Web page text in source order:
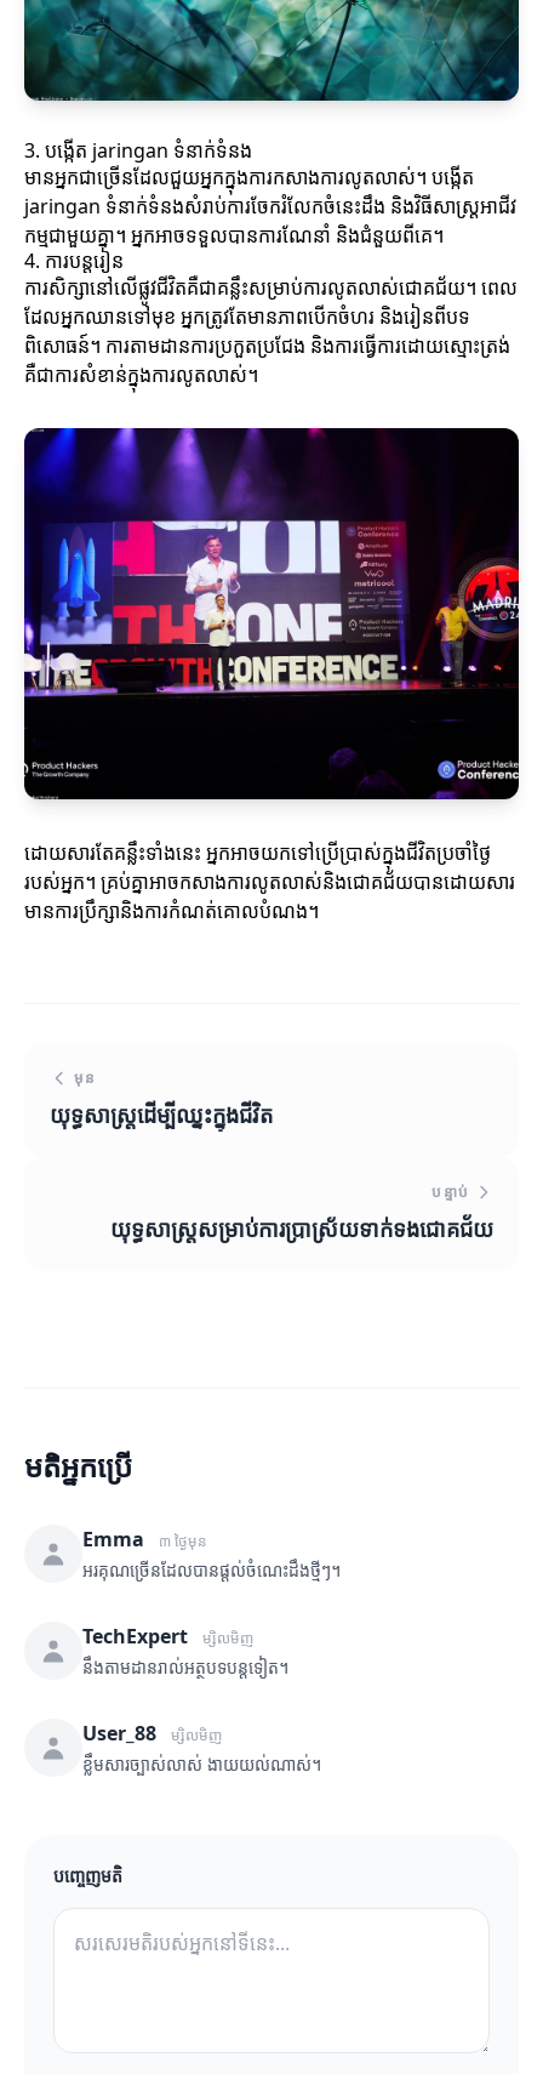
3. បង្កើត jaringan ទំនាក់ទំនង
មានអ្នកជាច្រើនដែលជួយអ្នកក្នុងការកសាងការលូតលាស់។ បង្កើត
jaringan ទំនាក់ទំនងសំរាប់ការចែករំលែកចំនេះដឹង និងវិធីសាស្ត្រអាជីវ
កម្មជាមួយគ្នា។ អ្នកអាចទទួលបានការណែនាំ និងជំនួយពីគេ។
4. ការបន្តរៀន
ការសិក្សានៅលើផ្លូវជីវិតគឺជាគន្លឹះសម្រាប់ការលូតលាស់ជោគជ័យ។ ពេល
ដែលអ្នកឈានទៅមុខ អ្នកត្រូវតែមានភាពបើកចំហរ និងរៀនពីបទ
ពិសោធន៍។ ការតាមដានការប្រកួតប្រជែង និងការធ្វើការដោយស្មោះត្រង់
គឺជាការសំខាន់ក្នុងការលូតលាស់។
ដោយសារតែគន្លឹះទាំងនេះ អ្នកអាចយកទៅប្រើប្រាស់ក្នុងជីវិតប្រចាំថ្ងៃ
របស់អ្នក។ គ្រប់គ្នាអាចកសាងការលូតលាស់និងជោគជ័យបានដោយសារ
មានការប្រឹក្សានិងការកំណត់គោលបំណង។
មុន
យុទ្ធសាស្ត្រដើម្បីឈ្នះក្នុងជីវិត
បន្ទាប់
យុទ្ធសាស្ត្រសម្រាប់ការប្រាស្រ័យទាក់ទងជោគជ័យ
មតិអ្នកប្រើ
Emma ៣ ថ្ងៃមុន
អរគុណច្រើនដែលបានផ្តល់ចំណេះដឹងថ្មីៗ។
TechExpert ម្សិលមិញ
នឹងតាមដានរាល់អត្ថបទបន្តទៀត។
User_88 ម្សិលមិញ
ខ្លឹមសារច្បាស់លាស់ ងាយយល់ណាស់។
បញ្ចេញមតិ